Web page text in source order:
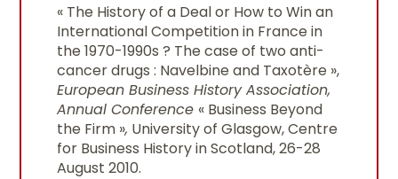
« The History of a Deal or How to Win an
International Competition in France in
the 1970-1990s ? The case of two anti-
cancer drugs : Navelbine and Taxotère »,
European Business History Association,
Annual Conference « Business Beyond
the Firm », University of Glasgow, Centre
for Business History in Scotland, 26-28
August 2010.